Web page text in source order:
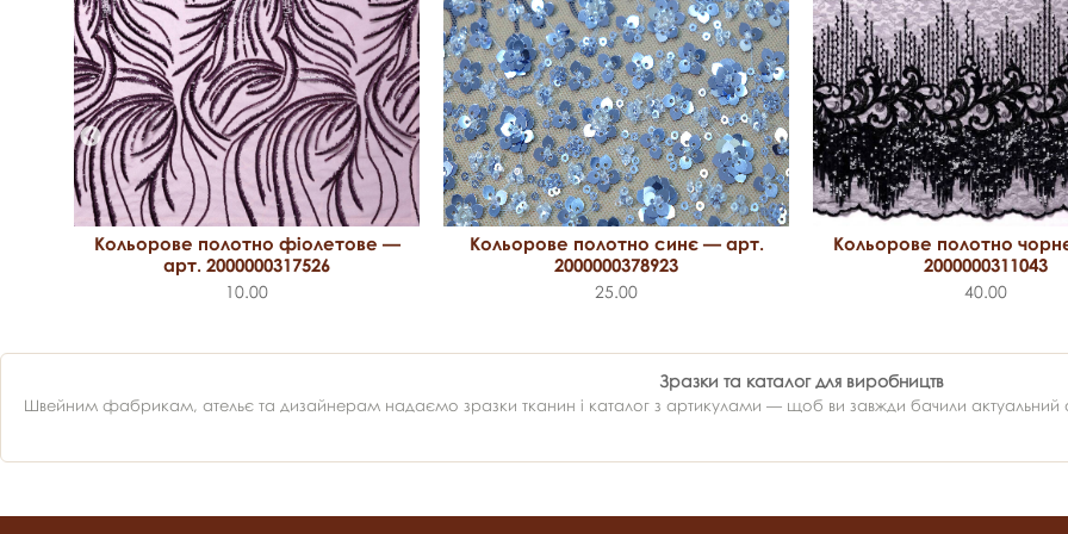
Кольорове полотно фіолетове —
арт. 2000000317526
10.00
Кольорове полотно синє — арт.
2000000378923
25.00
Кольорове полотно
2000000311043
40.00
Зразки та каталог для виробництв
Швейним фабрикам, ательє та дизайнерам надаємо зразки тканин і каталог з артикулами — щоб ви завжди бачили актуальний